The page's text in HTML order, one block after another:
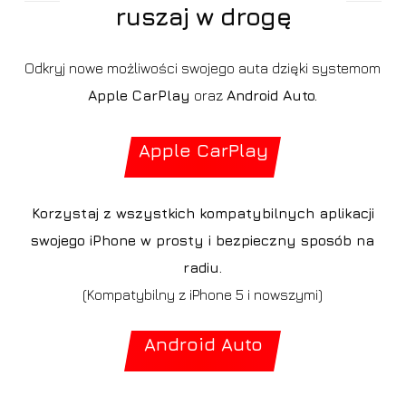
ruszaj w drogę
Odkryj nowe możliwości swojego auta dzięki systemom
Apple CarPlay oraz Android Auto.
Apple CarPlay
Korzystaj z wszystkich kompatybilnych aplikacji
swojego iPhone w prosty i bezpieczny sposób na
radiu.
(Kompatybilny z iPhone 5 i nowszymi)
Android Auto